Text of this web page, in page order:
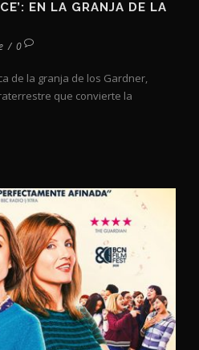
EN LA GRANJA DE LA
/ 0
de la granja de los Gardner,
que convierte la